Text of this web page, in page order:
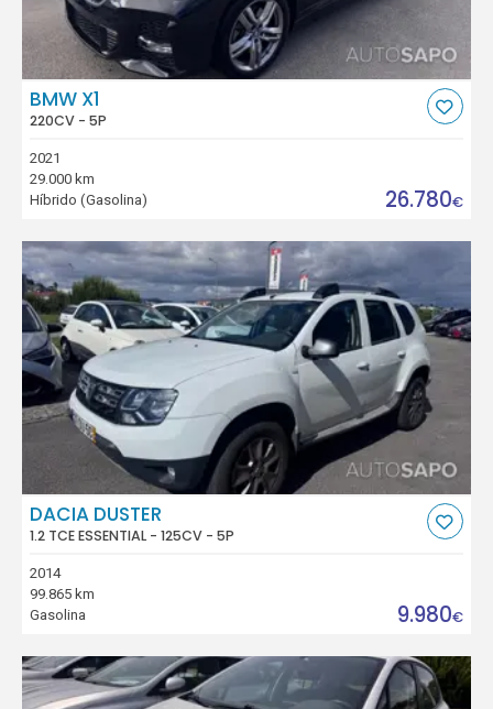
BMW X1
220CV - 5P
2021
29.000 km
Híbrido (Gasolina)
26.780€
DACIA DUSTER
1.2 TCE ESSENTIAL - 125CV - 5P
2014
99.865 km
Gasolina
9.980€